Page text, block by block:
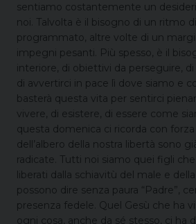
sentiamo costantemente un
noi. Talvolta è il bisogno di un ritmo
programmato, altre volte di un
impegni pesanti. Più spesso, è il
interiore, di obiettivi da perseguire,
di avvertirci in pace lì dove siamo e
basterà questa vita per sentirci
vivere, di esistere, di essere come
questa domenica ci ricorda con forza
dell’albero della nostra libertà sono
radicate. Tutti noi siamo quei figli
liberati dalla schiavitù del male e
possono dire senza paura “Padre”,
presenza fedele. Quel Gesù che ha
ogni cosa, anche da sé stesso, ci ha